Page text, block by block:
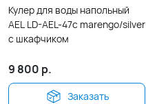
Кулер для воды напольный
AEL LD-AEL-47c marengo/silver
с шкафчиком
9 800 р.
Заказать